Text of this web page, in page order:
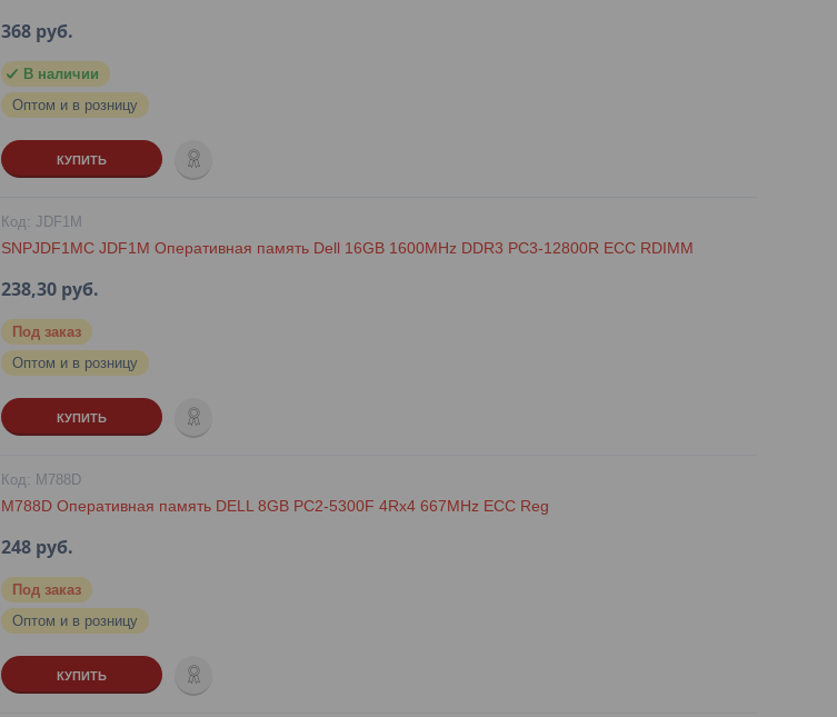
368 руб.
В наличии
Оптом и в розницу
КУПИТЬ
JDF1M
SNPJDF1MC JDF1M Оперативная память Dell 16GB 1600MHz DDR3 PC3-12800R ECC RDIMM
238,30 руб.
Под заказ
Оптом и в розницу
КУПИТЬ
M788D
M788D Оперативная память DELL 8GB PC2-5300F 4Rx4 667MHz ECC Reg
248 руб.
Под заказ
Оптом и в розницу
КУПИТЬ